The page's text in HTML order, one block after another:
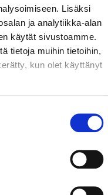
Lisäksi
ja analytiikka-alan
käytät sivustoamme.
tietoja muihin tietoihin,
kun olet käyttänyt
MEET&GREET
Sportin
– jatkoa
- näe